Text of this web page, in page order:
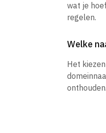
wat je
regelen.
Welke
Het
onthouden.